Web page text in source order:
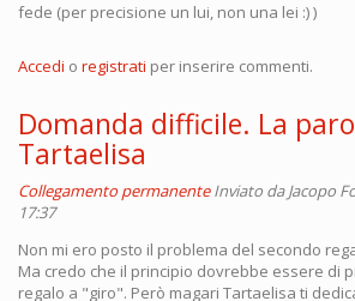
fede (per precisione un lui, non una lei :) )
Accedi o registrati per inserire commenti.
Domanda difficile. La
Tartaelisa
Collegamento permanente Inviato daJacopo
17:37
Non mi ero posto il problema del secondo
Ma credo che il principio dovrebbe essere di
regalo a "giro". Però magari Tartaelisa ti